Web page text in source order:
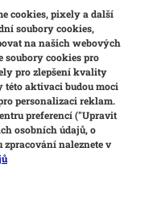
cookies, pixely a další
soubory cookies,
na našich webových
soubory cookies pro
pro zlepšení kvality
aktivaci budou moci
personalizaci reklam.
preferencí ("Upravit
osobních údajů, o
naleznete v